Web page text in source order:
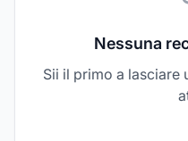
Nessuna
Sii il primo a lasciare